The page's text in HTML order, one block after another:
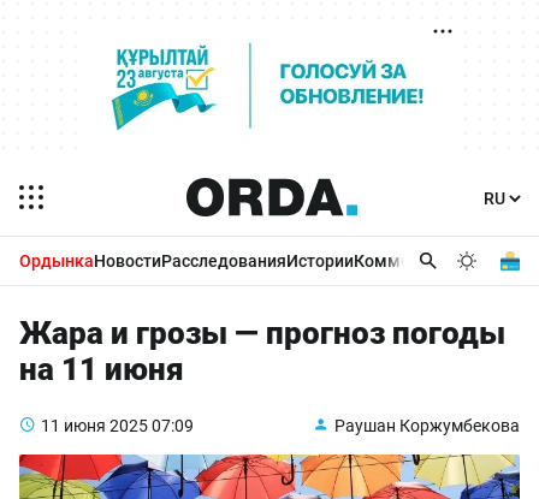
ОрдынкаНовостиРасследованияИсторииКомментарииБизнес
Жара и грозы — прогноз погоды
на 11 июня
11 июня 202507:09 Раушан Коржумбекова